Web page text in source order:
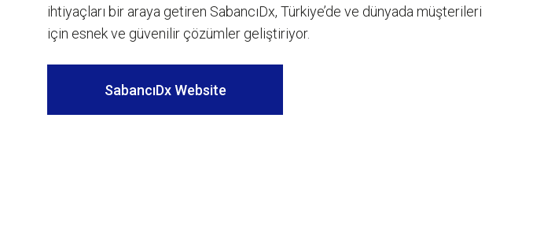
ihtiyaçları bir araya getiren SabancıDx, Türkiye’de ve dünyada müşterileri
için esnek ve güvenilir çözümler geliştiriyor.
SabancıDx Website